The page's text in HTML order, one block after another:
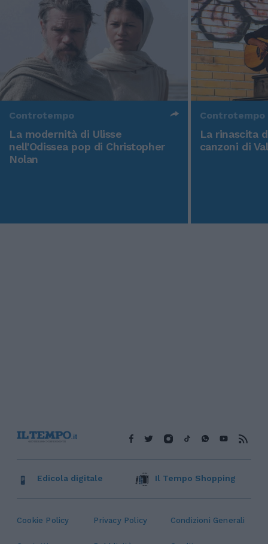
Controtempo
La modernità di Ulisse
nell'Odissea pop di Christopher
Nolan
Controtempo
La rinascita
canzoni di
Cookie Policy Privacy Policy Condizioni Generali
Edicola digitale Il Tempo Shopping